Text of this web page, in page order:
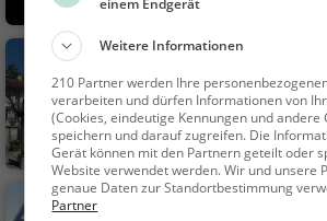
Museum in Lenzburg
Lenzburg, Schweiz
Weitere Informationen
210 Partner werden Ihre
verarbeiten und dürfen Informationen von
(Cookies, eindeutige Kennungen und andere
speichern und darauf zugreifen. Die
Gerät können mit den Partnern geteilt oder
Website verwendet werden. Wir und unsere
genaue Daten zur Standortbestimmung
Partner